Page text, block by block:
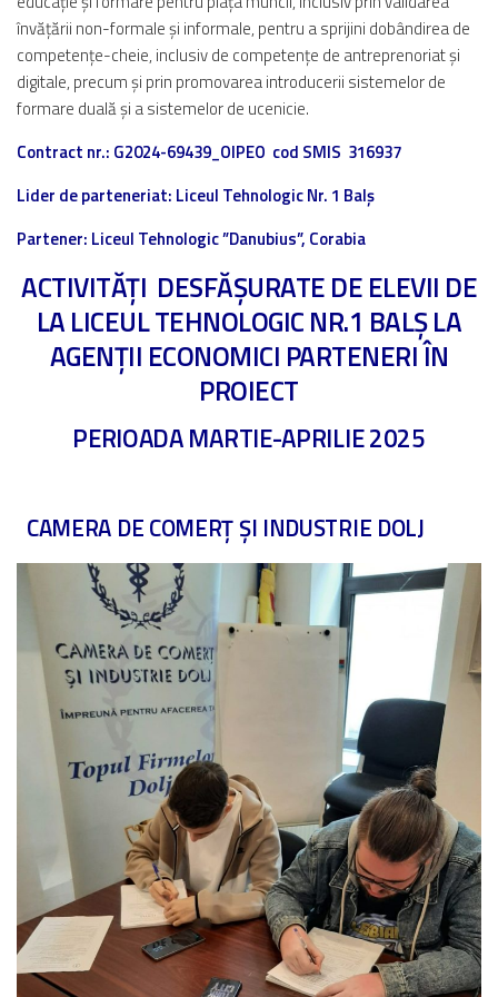
învățării non-formale și informale, pentru a sprijini dobândirea de
competențe-cheie, inclusiv de competențe de antreprenoriat și
digitale, precum și prin promovarea introducerii sistemelor de
formare duală și a sistemelor de ucenicie.
Contract nr.: G2024-69439_OIPEO cod SMIS 316937
Lider de parteneriat: Liceul Tehnologic Nr. 1 Balș
Partener: Liceul Tehnologic ”Danubius”, Corabia
ACTIVITĂȚI DESFĂȘURATE DE ELEVII DE
LA LICEUL TEHNOLOGIC NR.1 BALȘ LA
AGENȚII ECONOMICI PARTENERI ÎN
PROIECT
PERIOADA MARTIE-APRILIE 2025
CAMERA DE COMERȚ ȘI INDUSTRIE DOLJ